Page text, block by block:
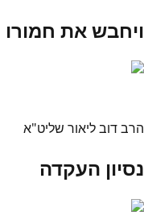
ויחבש את חמורו
הרב דוב ליאור שליט"א
נסיון העקדה